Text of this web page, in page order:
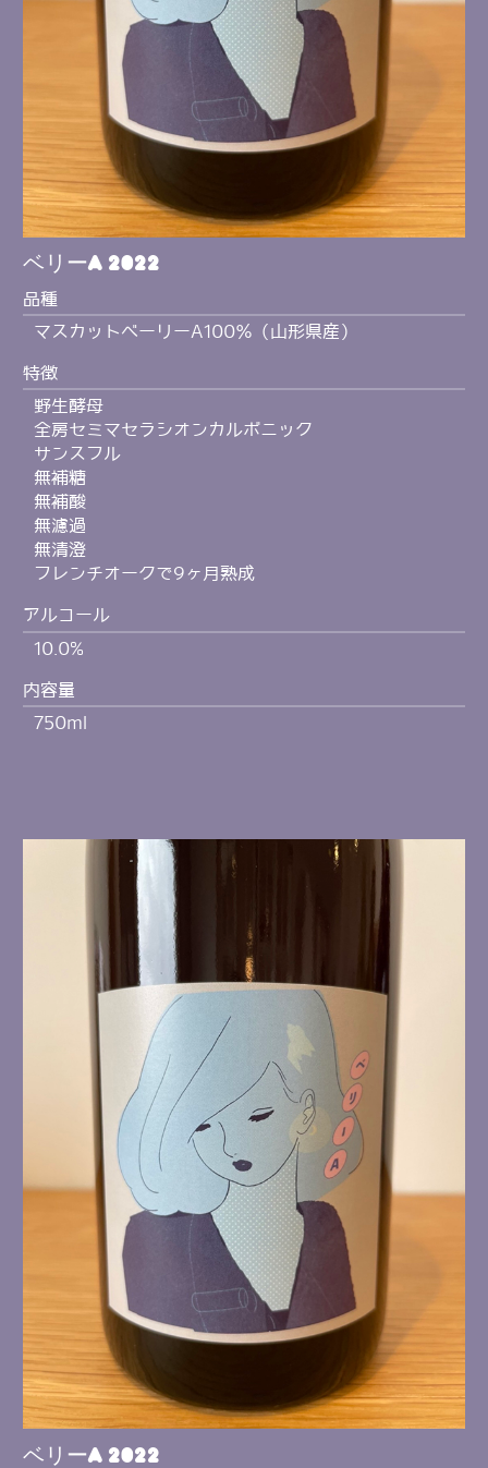
ベリーA 2022
品種
マスカットベーリーA100％（山形県産）
特徴
野生酵母
全房セミマセラシオンカルボニック
サンスフル
無補糖
無補酸
無濾過
無清澄
フレンチオークで9ヶ月熟成
アルコール
10.0%
内容量
750ml
ベリーA 2022